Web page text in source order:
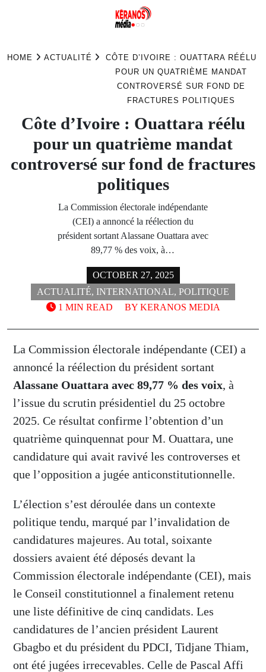
HOME ACTUALITÉ
CÔTE D’IVOIRE : OUATTARA RÉÉLU
POUR UN QUATRIÈME MANDAT
CONTROVERSÉ SUR FOND DE
FRACTURES POLITIQUES
Côte d’Ivoire : Ouattara réélu
pour un quatrième mandat
controversé sur fond de fractures
politiques
La Commission électorale indépendante
(CEI) a annoncé la réélection du
président sortant Alassane Ouattara avec
89,77 % des voix, à…
OCTOBER 27, 2025
ACTUALITÉ, INTERNATIONAL, POLITIQUE
BY KERANOS MEDIA
1 MIN READ
La Commission électorale indépendante (CEI) a
annoncé la réélection du président sortant
Alassane Ouattara avec 89,77 % des voix, à
l’issue du scrutin présidentiel du 25 octobre
2025. Ce résultat confirme l’obtention d’un
quatrième quinquennat pour M. Ouattara, une
candidature qui avait ravivé les controverses et
que l’opposition a jugée anticonstitutionnelle.
L’élection s’est déroulée dans un contexte
politique tendu, marqué par l’invalidation de
candidatures majeures. Au total, soixante
dossiers avaient été déposés devant la
Commission électorale indépendante (CEI), mais
le Conseil constitutionnel a finalement retenu
une liste définitive de cinq candidats. Les
candidatures de l’ancien président Laurent
Gbagbo et du président du PDCI, Tidjane Thiam,
ont été jugées irrecevables. Celle de Pascal Affi